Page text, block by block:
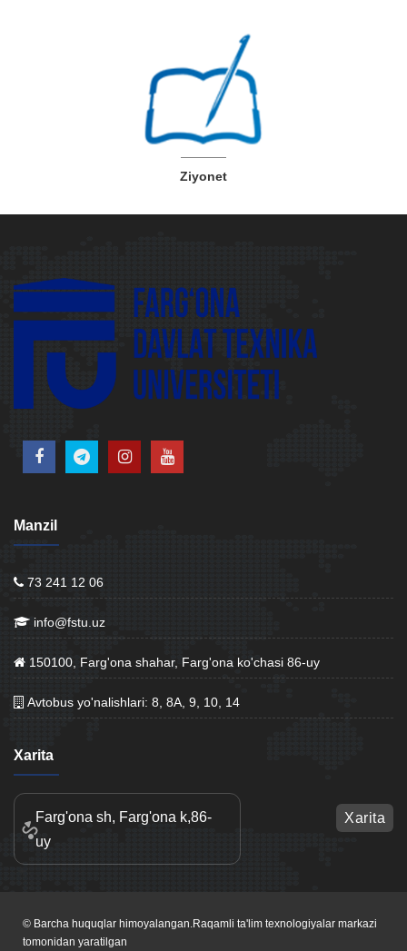
Ziyonet
Manzil
73 241 12 06
info@fstu.uz
150100, Farg'ona shahar, Farg'ona ko'chasi 86-uy
Avtobus yo'nalishlari: 8, 8A, 9, 10, 14
Xarita
Farg'ona sh, Farg'ona k,86-
uy
Xarita
© Barcha huquqlar himoyalangan.Raqamli ta'lim texnologiyalar markazi
tomonidan yaratilgan